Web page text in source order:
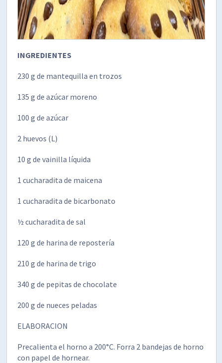
INGREDIENTES
230 g de mantequilla en trozos
135 g de azúcar moreno
100 g de azúcar
2 huevos (L)
10 g de vainilla líquida
1 cucharadita de maicena
1 cucharadita de bicarbonato
½ cucharadita de sal
120 g de harina de repostería
210 g de harina de trigo
340 g de pepitas de chocolate
200 g de nueces peladas
ELABORACION
Precalienta el horno a 200°C. Forra 2 bandejas de horno
con papel de hornear.